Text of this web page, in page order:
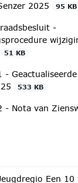
2025
95 KB
-
51 KB
-
533 KB
- Nota van
Een 10